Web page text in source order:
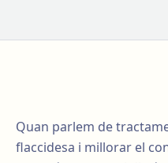
Quan parlem de
flaccidesa i millorar el